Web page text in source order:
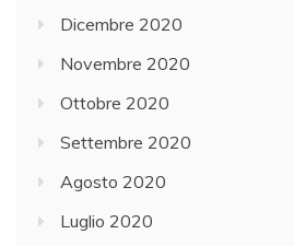
Dicembre 2020
Novembre 2020
Ottobre 2020
Settembre 2020
Agosto 2020
Luglio 2020